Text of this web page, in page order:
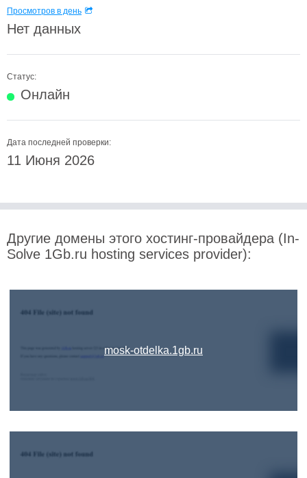
Просмотров в день
Нет данных
Статус:
Онлайн
Дата последней проверки:
11 Июня 2026
Другие домены этого хостинг-провайдера (In-
Solve 1Gb.ru hosting services provider):
mosk-otdelka.1gb.ru